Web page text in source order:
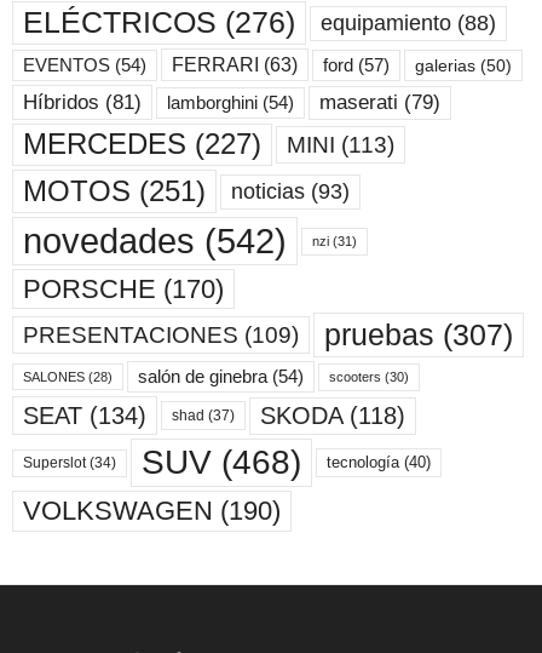
ELÉCTRICOS (276) equipamiento (88)
EVENTOS (54) FERRARI (63) ford (57) galerias (50)
Híbridos (81) lamborghini (54) maserati (79)
MERCEDES (227) MINI (113)
MOTOS (251) noticias (93)
novedades (542) nzi (31)
PORSCHE (170)
PRESENTACIONES (109) pruebas (307)
SALONES (28) salón de ginebra(54) scooters (30)
SEAT (134) shad (37) SKODA(118)
Superslot(34) SUV (468) tecnología(40)
VOLKSWAGEN (190)